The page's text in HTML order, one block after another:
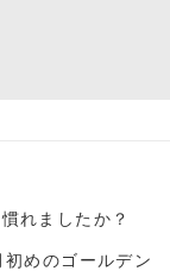
れましたか？
めのゴールデン